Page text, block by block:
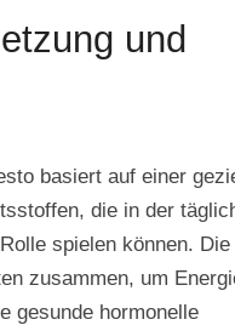
und
basiert auf einer
die in der
spielen können. Die
zusammen, um
gesunde hormonelle